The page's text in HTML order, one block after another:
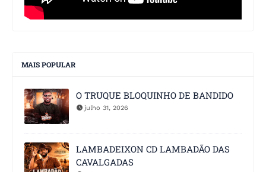
MAIS POPULAR
O TRUQUE BLOQUINHO DE BANDIDO
julho 31, 2026
LAMBADEIXON CD LAMBADÃO DAS
CAVALGADAS